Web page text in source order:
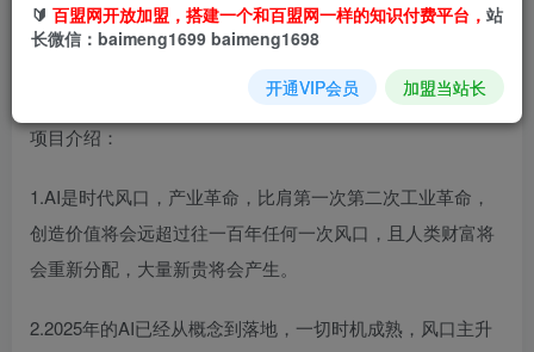
项目介绍：
1.AI是时代风口，产业革命，比肩第一次第二次工业革命，
创造价值将会远超过往一百年任何一次风口，且人类财富将
会重新分配，大量新贵将会产生。
2.2025年的AI已经从概念到落地，一切时机成熟，风口主升
🔰 百盟网开放加盟，搭建一个和百盟网一样的知识付费平台， 站
长微信：baimeng1699 baimeng1698
开通VIP会员 加盟当站长